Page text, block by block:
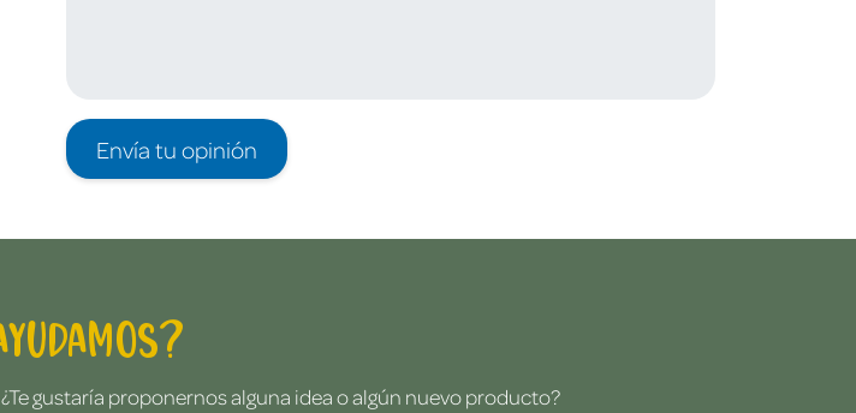
Envía tu opinión
gustaría proponernos alguna idea o algún nuevo producto?